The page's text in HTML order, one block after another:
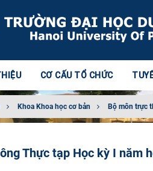
CƠ CẤU TỔ CHỨC
Khoa Khoa học cơ bản Bộ môn trực
Thực tạp Học kỳ I năm